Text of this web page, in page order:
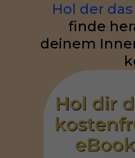
Hol der
finde
deinem